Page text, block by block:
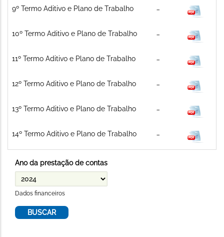
9º Termo Aditivo e Plano de Trabalho
10º Termo Aditivo e Plano de Trabalho
11º Termo Aditivo e Plano de Trabalho
12º Termo Aditivo e Plano de Trabalho
13º Termo Aditivo e Plano de Trabalho
14º Termo Aditivo e Plano de Trabalho
Ano da prestação de contas
Dados financeiros